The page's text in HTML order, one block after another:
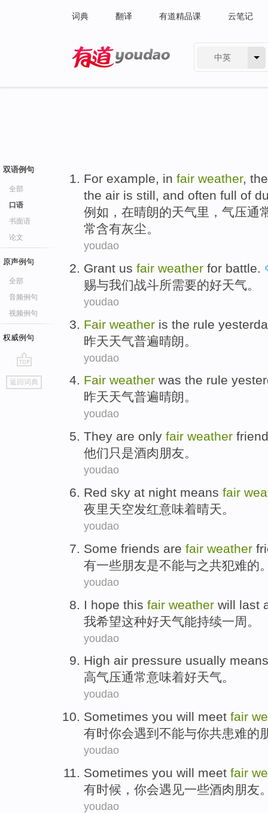
词典 翻译 有道精品课 云笔记
中英
双语例句
全部
口语
书面语
论文
原声例句
全部
音频例句
视频例句
权威例句
go
top
返回词典
For example, in fair weather,
the air is still, and often full of
例如 ， 在晴朗的天气里 ， 气压通
常含有灰尘。
youdao
Grant us fair weather for battle.
赐与我们战斗所需要的好天气。
youdao
Fair weather is the rule
昨天天气普遍晴朗 。
youdao
Fair weather was the rule
昨天天气普遍晴朗。
youdao
They are only fair weather
他们 只是酒肉朋友。
youdao
Red sky at night means fair
夜里天空发红意味着晴天。
youdao
Some friends are fair weather
有一些朋友是不能与之共犯难的
youdao
I hope this fair weather will last
我希望这种好天气能持续一周 。
youdao
High air pressure usually means
高气压通常意味着好天气。
youdao
Sometimes you will meet fair
有时你会遇到不能与你共患难的
youdao
Sometimes you will meet fair
有时候， 你会遇见一些酒肉朋友
youdao